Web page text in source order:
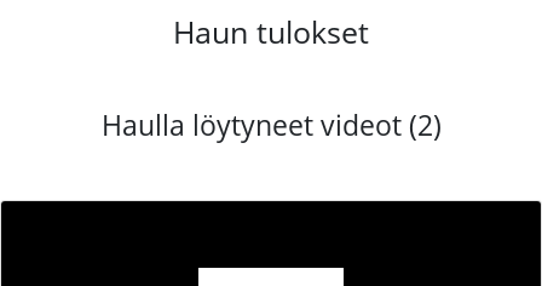
Haun tulokset
Haulla löytyneet videot (2)